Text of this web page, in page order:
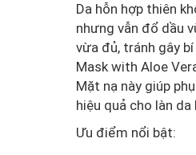
Da hỗn hợp thiên
nhưng vẫn đổ dầu
vừa đủ, tránh gây
Mask with Aloe
Mặt nạ này giúp
hiệu quả cho làn
Ưu điểm nổi bật: